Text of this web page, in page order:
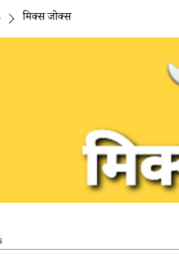
मिक्स जोक्स